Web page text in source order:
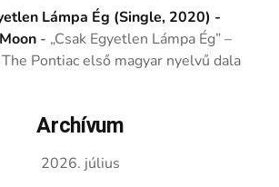
Lámpa Ég (Single, 2020) -
- „Csak Egyetlen Lámpa Ég” –
Pontiac első magyar nyelvű dala
Archívum
2026. július